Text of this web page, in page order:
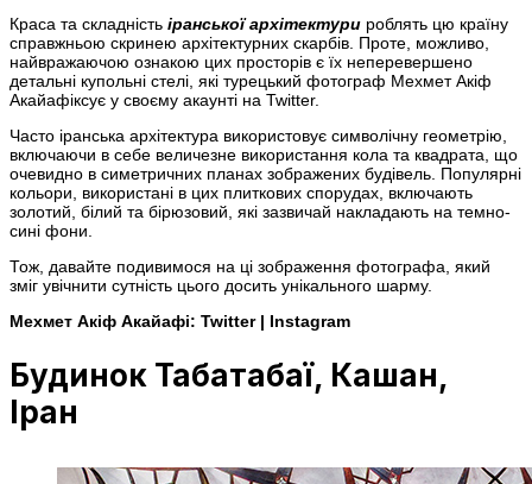
Краса та складність іранської архітектури роблять цю країну
справжньою скринею архітектурних скарбів. Проте, можливо,
найвражаючою ознакою цих просторів є їх неперевершено
детальні купольні стелі, які турецький фотограф Мехмет Акіф
Акайафіксує у своєму акаунті на Twitter.
Часто іранська архітектура використовує символічну геометрію,
включаючи в себе величезне використання кола та квадрата, що
очевидно в симетричних планах зображених будівель. Популярні
кольори, використані в цих плиткових спорудах, включають
золотий, білий та бірюзовий, які зазвичай накладають на темно-
сині фони.
Тож, давайте подивимося на ці зображення фотографа, який
зміг увічнити сутність цього досить унікального шарму.
Мехмет Акіф Акайафі: Twitter | Instagram
Будинок Табатабаї, Кашан,
Іран